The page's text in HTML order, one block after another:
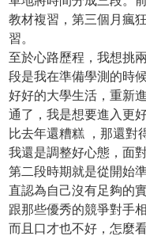
教材複習，第三個月瘋
習。
至於心路歷程，我想挑
段是我在準備學測的時
好好的大學生活，重新
通了，我是想要進入更
比去年還糟糕 ，那還對
我還是調整好心態，面
第二段時期就是從開始
直認為自己沒有足夠的
跟那些優秀的競爭對手
而且口才也不好，怎麼